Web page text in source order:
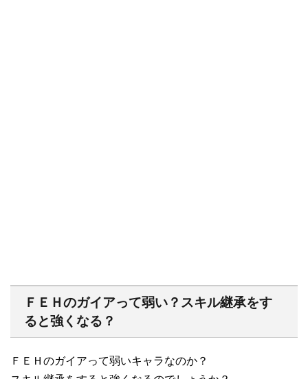
ＦＥＨのガイアって弱い？スキル継承をす
ると強くなる？
ＦＥＨのガイアって弱いキャラなのか？